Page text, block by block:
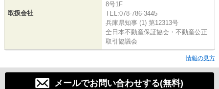
取扱会社
8号1F
TEL:078-786-3445
兵庫県知事 (1) 第12313号
全日本不動産保証協会・不動産公正
取引協議会
情報の見方
メールでお問い合わせする(無料)